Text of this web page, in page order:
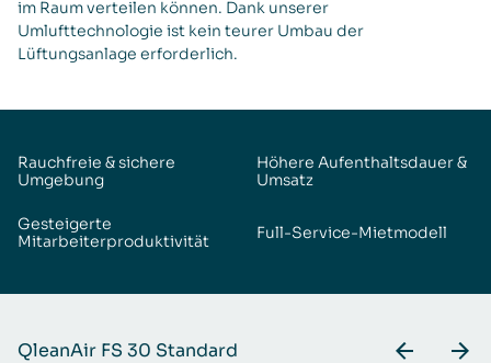
im Raum verteilen können. Dank unserer
Umlufttechnologie ist kein teurer Umbau der
Lüftungsanlage erforderlich.
Rauchfreie & sichere
Umgebung
Höhere Aufenthaltsdauer &
Umsatz
Gesteigerte
Mitarbeiterproduktivität
Full-Service-Mietmodell
QleanAir FS 30 Standard